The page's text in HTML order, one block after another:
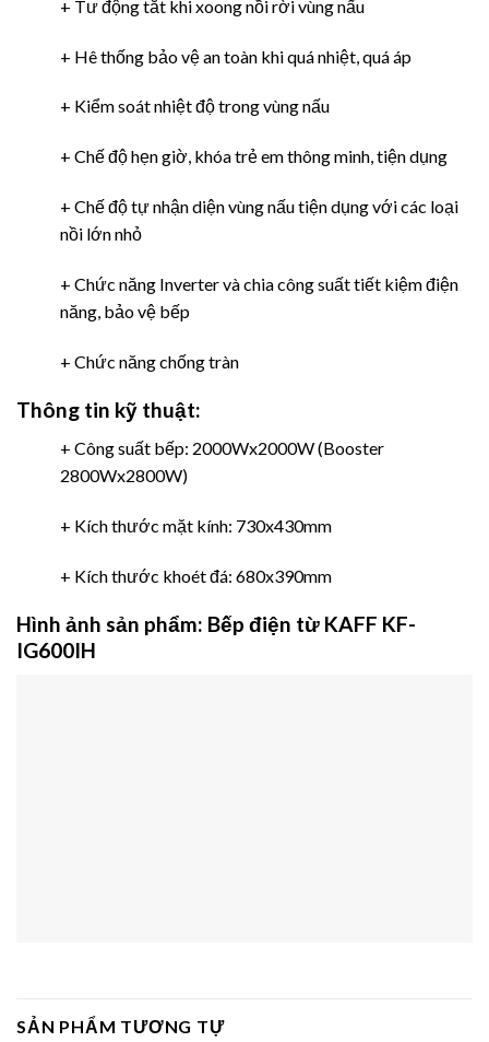
+ Tư động tắt khi xoong nồi rời vùng nấu
+ Hê thống bảo vệ an toàn khi quá nhiệt, quá áp
+ Kiểm soát nhiệt độ trong vùng nấu
+ Chế độ hẹn giờ, khóa trẻ em thông minh, tiện dụng
+ Chế độ tự nhận diện vùng nấu tiện dụng với các loại
nồi lớn nhỏ
+ Chức năng Inverter và chia công suất tiết kiệm điện
năng, bảo vệ bếp
+ Chức năng chống tràn
Thông tin kỹ thuật:
+ Công suất bếp: 2000Wx2000W (Booster
2800Wx2800W)
+ Kích thước mặt kính: 730x430mm
+ Kích thước khoét đá: 680x390mm
Hình ảnh sản phẩm: Bếp điện từ KAFF KF-
IG600IH
SẢN PHẨM TƯƠNG TỰ